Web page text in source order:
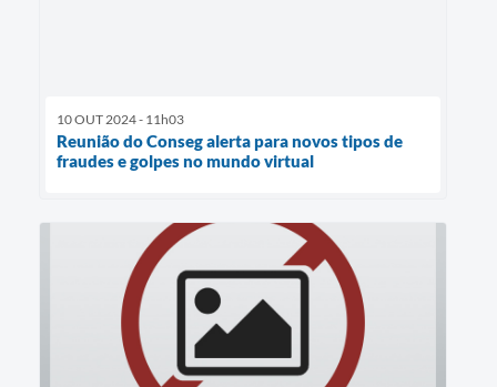
10 OUT 2024 - 11h03
Reunião do Conseg alerta para novos tipos de
fraudes e golpes no mundo virtual